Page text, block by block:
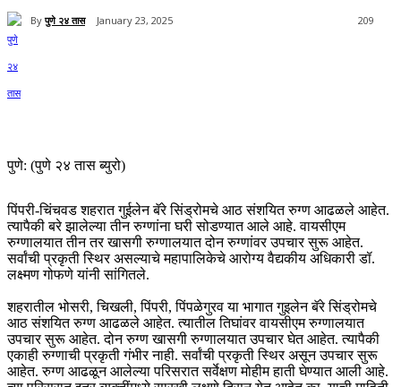
By पुणे २४ तास January 23, 2025 209
पुणे: (पुणे २४ तास ब्युरो)
पिंपरी-चिंचवड शहरात गुईलेन बॅरे सिंड्रोमचे आठ संशयित रुग्ण आढळले आहेत.
त्यापैकी बरे झालेल्या तीन रुग्णांना घरी सोडण्यात आले आहे. वायसीएम
रुग्णालयात तीन तर खासगी रुग्णालयात दोन रुग्णांवर उपचार सुरू आहेत.
सर्वांची प्रकृती स्थिर असल्याचे महापालिकेचे आरोग्य वैद्यकीय अधिकारी डॉ.
लक्ष्मण गोफणे यांनी सांगितले.
शहरातील भोसरी, चिखली, पिंपरी, पिंपळेगुरव या भागात गुइलेन बॅरे सिंड्रोमचे
आठ संशयित रुग्ण आढळले आहेत. त्यातील तिघांवर वायसीएम रुग्णालयात
उपचार सुरू आहेत. दोन रुग्ण खासगी रुग्णालयात उपचार घेत आहेत. त्यापैकी
एकाही रुग्णाची प्रकृती गंभीर नाही. सर्वांची प्रकृती स्थिर असून उपचार सुरू
आहेत. रुग्ण आढळून आलेल्या परिसरात सर्वेक्षण मोहीम हाती घेण्यात आली आहे.